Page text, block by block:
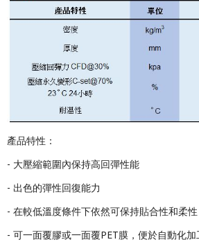
產品特性：
- 大壓縮範圍內保持高回彈性能
- 出色的彈性回復能力
- 在較低溫度條件下依然可保持貼合性和柔性
- 可一面覆膠或一面覆PET膜，便於自動化加